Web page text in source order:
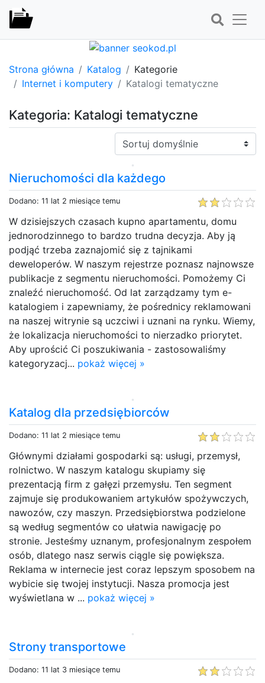
Strona główna Katalog
Kategorie
Internet i komputery
Katalogi tematyczne
Kategoria: Katalogi tematyczne
Sortuj:
Nieruchomości dla każdego
Dodano: 11 lat 2 miesiące temu
W dzisiejszych czasach kupno apartamentu, domu
jednorodzinnego to bardzo trudna decyzja. Aby ją
podjąć trzeba zaznajomić się z tajnikami
deweloperów. W naszym rejestrze poznasz najnowsze
publikacje z segmentu nieruchomości. Pomożemy Ci
znaleźć nieruchomość. Od lat zarządzamy tym e-
katalogiem i zapewniamy, że pośrednicy reklamowani
na naszej witrynie są uczciwi i uznani na rynku. Wiemy,
że lokalizacja nieruchomości to nierzadko priorytet.
Aby uprościć Ci poszukiwania - zastosowaliśmy
kategoryzacj... pokaż więcej »
Katalog dla przedsiębiorców
Dodano: 11 lat 2 miesiące temu
Głównymi działami gospodarki są: usługi, przemysł,
rolnictwo. W naszym katalogu skupiamy się
prezentacją firm z gałęzi przemysłu. Ten segment
zajmuje się produkowaniem artykułów spożywczych,
nawozów, czy maszyn. Przedsiębiorstwa podzielone
są według segmentów co ułatwia nawigację po
stronie. Jesteśmy uznanym, profesjonalnym zespołem
osób, dlatego nasz serwis ciągle się powiększa.
Reklama w internecie jest coraz lepszym sposobem na
wybicie się twojej instytucji. Nasza promocja jest
wyświetlana w ... pokaż więcej »
Strony transportowe
Dodano: 11 lat 3 miesiące temu